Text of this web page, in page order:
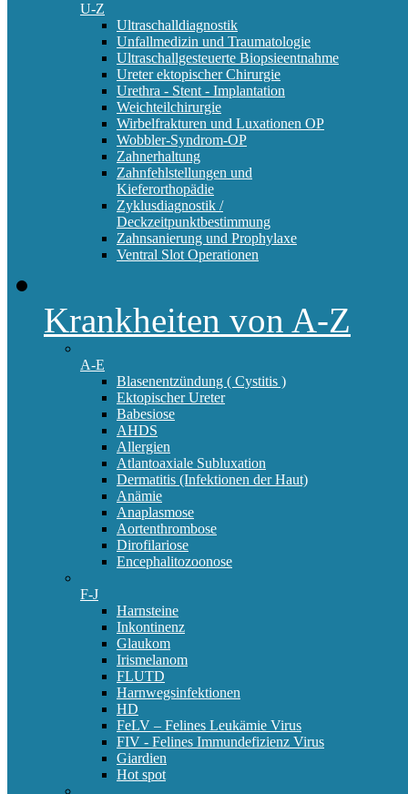
U-Z
Ultraschalldiagnostik
Unfallmedizin und Traumatologie
Ultraschallgesteuerte Biopsieentnahme
Ureter ektopischer Chirurgie
Urethra - Stent - Implantation
Weichteilchirurgie
Wirbelfrakturen und Luxationen OP
Wobbler-Syndrom-OP
Zahnerhaltung
Zahnfehlstellungen und
Kieferorthopädie
Zyklusdiagnostik /
Deckzeitpunktbestimmung
Zahnsanierung und Prophylaxe
Ventral Slot Operationen
Krankheiten von A-Z
A-E
Blasenentzündung ( Cystitis )
Ektopischer Ureter
Babesiose
AHDS
Allergien
Atlantoaxiale Subluxation
Dermatitis (Infektionen der Haut)
Anämie
Anaplasmose
Aortenthrombose
Dirofilariose
Encephalitozoonose
F-J
Harnsteine
Inkontinenz
Glaukom
Irismelanom
FLUTD
Harnwegsinfektionen
HD
FeLV – Felines Leukämie Virus
FIV - Felines Immundefizienz Virus
Giardien
Hot spot